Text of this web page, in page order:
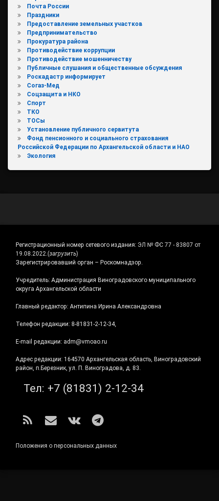
Почта России
Праздники
Предоставление земельных участков
Предпринимательство
Прокуратура района
Противодействие коррупции
Противодействие мошенничеству
Публичные слушания и общественные обсуждения
Роскадастр информирует
Согаз-Мед
Соцзащита и НКО
Спорт
ТКО
ТОСы
Установление публичного сервитута
Фонд пенсионного и социального страхования
Российской Федерации по Архангельской области и НАО
Экология
Регистрационный номер сетевого издания: ЭЛ № ФС 77 - 83807 от
19.08.2022.(загрузить)
Зарегистрировавший орган – Роскомнадзор.
Учредитель: Администрация Виноградовского муниципального
округа Архангельской области
Главный редактор: Антипина Ирина Александровна
Телефон редакции: 8-81831-2-12-34,
E-mail редакции: adm@vmoao.ru
Адрес редакции: 164570 Архангельская область, Виноградовский
район, п.Березник, ул. П. Виноградова, д. 83.
Тел: +7 (81831) 2-12-34
RSS E-mailВКонтакте
Telegram
Положения о персональных данных